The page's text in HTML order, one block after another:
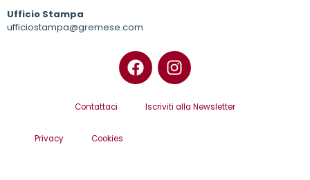
Ufficio Stampa
ufficiostampa@gremese.com
Contattaci Iscriviti alla Newsletter
Privacy Cookies